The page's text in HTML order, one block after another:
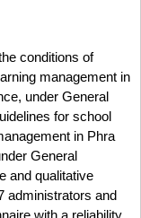
conditions of
management in
under General
for school
in Phra
General
and qualitative
administrators and